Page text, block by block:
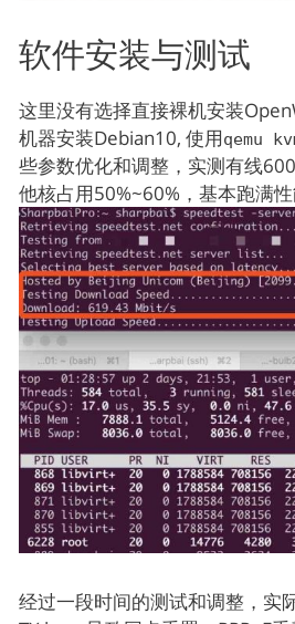
软件安装与测试
这里没有选择直接裸机安装
机器安装Debian10, 使用qemu
些参数优化和调整，实测有线
他核占用50%~60%，基本跑满性
经过一段时间的测试和调整，实